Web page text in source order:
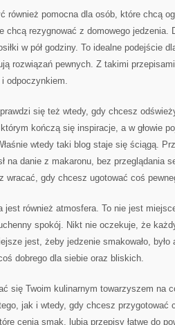
również pomocna dla osób, które chcą
chcą rezygnować z domowego jedzenia.
w pół godziny. To idealne podejście
rozwiązań pewnych. Z takimi
odpoczynkiem.
się też wtedy, gdy chcesz
kończą się inspiracje, a w głowie
wtedy taki blog staje się ściągą.
na danie z makaronu, bez przeglądania
wracać, gdy chcesz ugotować coś
jest również atmosfera. To nie jest
spokój. Nikt nie oczekuje, że
jest, żeby jedzenie smakowało, było
dobrego dla siebie oraz bliskich.
się Twoim kulinarnym towarzyszem na
jak i wtedy, gdy chcesz przygotować
cenią smak, lubią przepisy łatwe do